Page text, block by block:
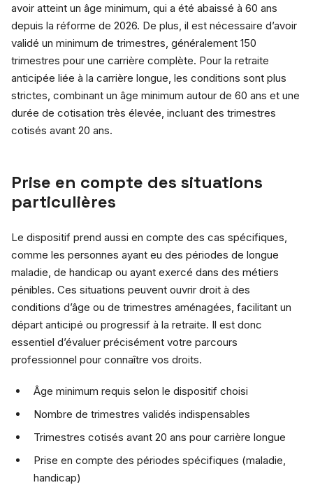
avoir atteint un âge minimum, qui a été abaissé à 60 ans
depuis la réforme de 2026. De plus, il est nécessaire d’avoir
validé un minimum de trimestres, généralement 150
trimestres pour une carrière complète. Pour la retraite
anticipée liée à la carrière longue, les conditions sont plus
strictes, combinant un âge minimum autour de 60 ans et une
durée de cotisation très élevée, incluant des trimestres
cotisés avant 20 ans.
Prise en compte des situations
particulières
Le dispositif prend aussi en compte des cas spécifiques,
comme les personnes ayant eu des périodes de longue
maladie, de handicap ou ayant exercé dans des métiers
pénibles. Ces situations peuvent ouvrir droit à des
conditions d’âge ou de trimestres aménagées, facilitant un
départ anticipé ou progressif à la retraite. Il est donc
essentiel d’évaluer précisément votre parcours
professionnel pour connaître vos droits.
Âge minimum requis selon le dispositif choisi
Nombre de trimestres validés indispensables
Trimestres cotisés avant 20 ans pour carrière longue
Prise en compte des périodes spécifiques (maladie,
handicap)